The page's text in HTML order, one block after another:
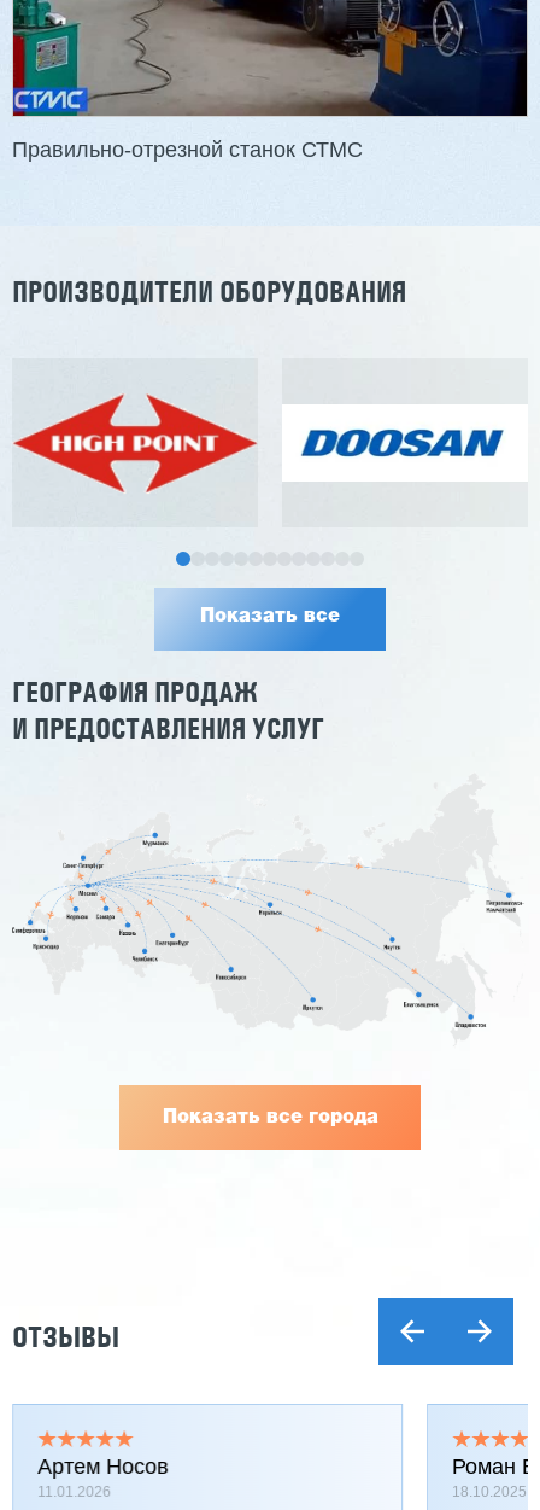
Правильно-отрезной станок СТМС
ПРОИЗВОДИТЕЛИ ОБОРУДОВАНИЯ
Показать все
ГЕОГРАФИЯ ПРОДАЖ
И ПРЕДОСТАВЛЕНИЯ УСЛУГ
Показать все города
ОТЗЫВЫ
Артем Носов
11.01.2026
Роман
18.10.2025